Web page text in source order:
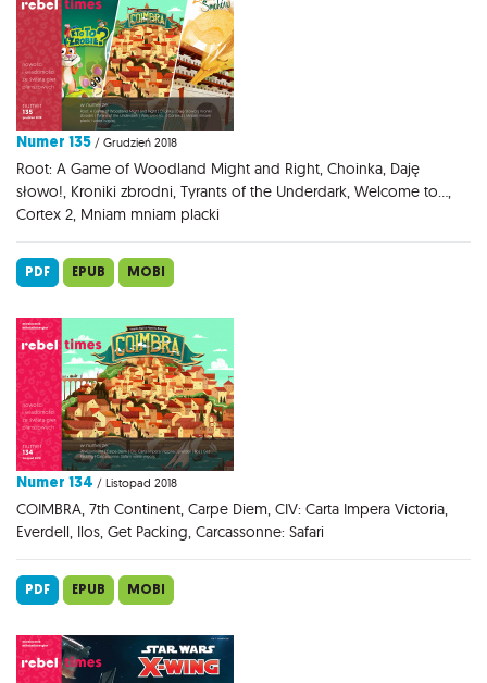
Numer 135 / Grudzień 2018
Root: A Game of Woodland Might and Right, Choinka, Daję
słowo!, Kroniki zbrodni, Tyrants of the Underdark, Welcome to...,
Cortex 2, Mniam mniam placki
PDF EPUB MOBI
Numer 134 / Listopad 2018
COIMBRA, 7th Continent, Carpe Diem, CIV: Carta Impera Victoria,
Everdell, Ilos, Get Packing, Carcassonne: Safari
PDF EPUB MOBI